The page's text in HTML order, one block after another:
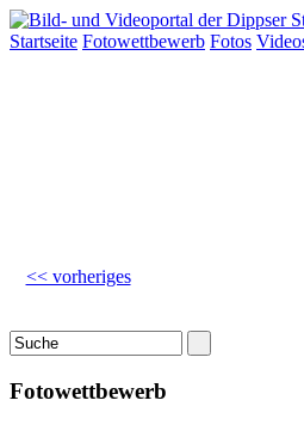
Startseite Fotowettbewerb Fotos
<< vorheriges
Fotowettbewerb